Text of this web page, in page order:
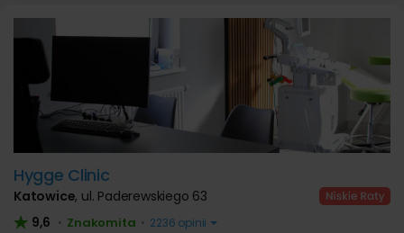
Hygge Clinic
Katowice, ul. Paderewskiego 63
9,6 • Znakomita • 2236 opinii